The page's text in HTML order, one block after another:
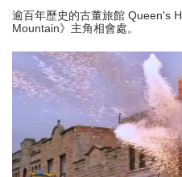
逾百年歷史的古董旅館 Queen's
Mountain》主角相會處。